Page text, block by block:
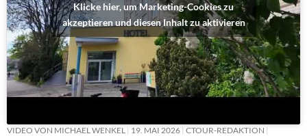
Klicke hier, um Marketing-Cookies zu
akzeptieren und diesen Inhalt zu aktivieren
VIDEO VON MICHAEL WENKEL 19. MAI 2026 CTOUR-REDAKTION